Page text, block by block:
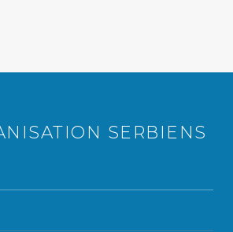
SERBIENS